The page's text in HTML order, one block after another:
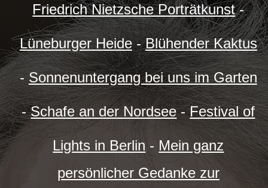
Friedrich Nietzsche Porträtkunst-
Lüneburger Heide-Blühender Kaktus
-Sonnenuntergang bei uns im Garten
-Schafe an der Nordsee-Festival of
Lights in Berlin - Mein ganz
persönlicher Gedanke zur